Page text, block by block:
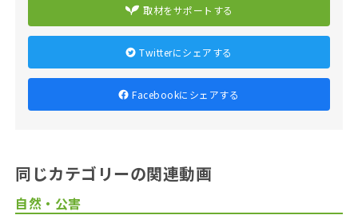
取材をサポートする
Twitterにシェアする
Facebookにシェアする
同じカテゴリーの関連動画
自然・公害